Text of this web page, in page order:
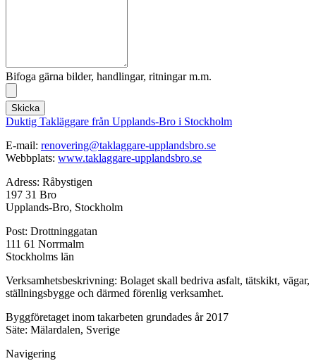
Bifoga gärna bilder, handlingar, ritningar m.m.
Skicka
Duktig Takläggare från Upplands-Bro i Stockholm
E-mail: renovering@taklaggare-upplandsbro.se
Webbplats: www.taklaggare-upplandsbro.se
Adress: Råbystigen
197 31 Bro
Upplands-Bro, Stockholm
Post: Drottninggatan
111 61 Norrmalm
Stockholms län
Verksamhetsbeskrivning: Bolaget skall bedriva asfalt, tätskikt, vägar,
ställningsbygge och därmed förenlig verksamhet.
Byggföretaget inom takarbeten grundades år 2017
Säte: Mälardalen, Sverige
Navigering